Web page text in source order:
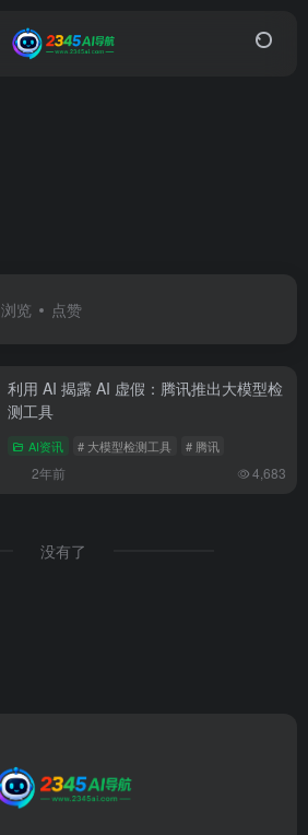
浏览 点赞
利用 AI 揭露 AI 虚假：腾讯推出大模型检
测工具
AI资讯 # 大模型检测工具 # 腾讯
2年前 4,683
没有了